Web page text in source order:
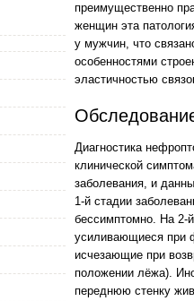
преимущественно
женщин эта
у мужчин, что
особенностями
эластичностью
Диагностика
клинической
заболевания, и
1-й стадии
бессимптомно. На 2-
усиливающиеся при
исчезающие при
положении лёжа).
переднюю стенку